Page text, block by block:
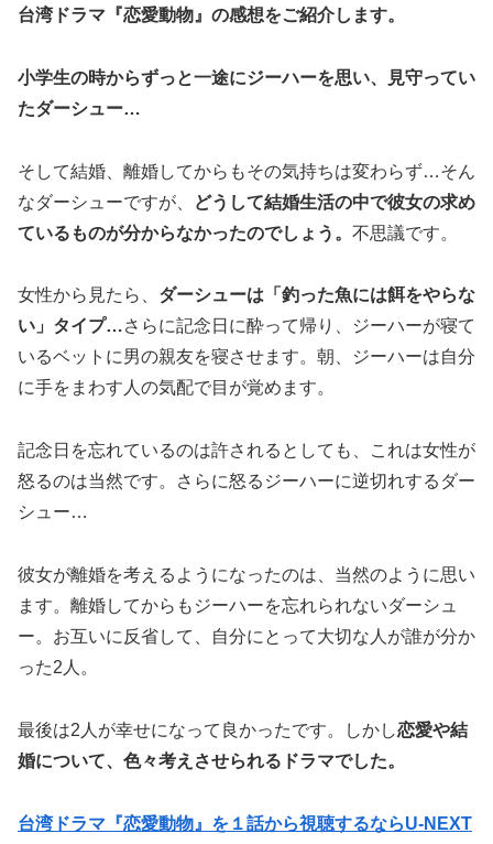
台湾ドラマ『恋愛動物』の感想をご紹介します。
小学生の時からずっと一途にジーハーを思い、見守ってい
たダーシュー…
そして結婚、離婚してからもその気持ちは変わらず…そん
なダーシューですが、
どうして結婚生活の中で彼女の求め
ているものが分からなかったのでしょう。 不思議です。
女性から見たら、 ダーシューは「釣った魚には餌をやらな
い」タイプ…さらに記念日に酔って帰り、ジーハーが寝て
いるベットに男の親友を寝させます。朝、ジーハーは自分
に手をまわす人の気配で目が覚めます。
記念日を忘れているのは許されるとしても、これは女性が
怒るのは当然です。さらに怒るジーハーに逆切れするダー
シュー…
彼女が離婚を考えるようになったのは、当然のように思い
ます。離婚してからもジーハーを忘れられないダーシュ
ー。お互いに反省して、自分にとって大切な人が誰が分か
った2人。
最後は2人が幸せになって良かったです。しかし恋愛や結
婚について、色々考えさせられるドラマでした。
台湾ドラマ『恋愛動物』を１話から視聴するならU-NEXT